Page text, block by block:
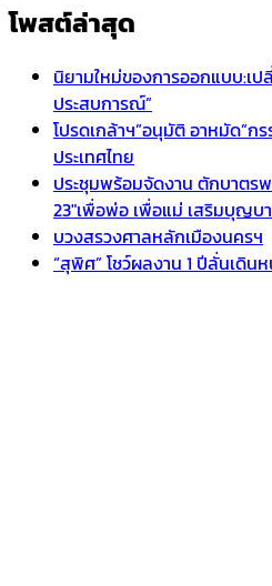
โพสต์ล่าสุด
นิยามใหม่ของการออกแบบ:เ
ประสบการณ์”
โปรดเกล้าฯ”อนุมัติ อาหมัด”ก
ประเทศไทย
ประชุมพร้อมจัดงาน ตักบาตร
23″เพื่อพ่อ เพื่อแม่ เสริมบุญบ
บวงสรวงศาลหลักเมืองนครฯ
“สุพิศ” โชว์ผลงาน 1 ปีลั่นเดิ